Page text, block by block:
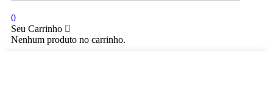
0
Seu Carrinho
Nenhum produto no carrinho.